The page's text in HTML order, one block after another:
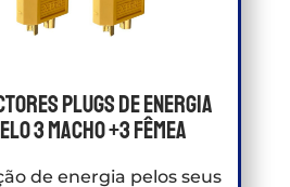
Plugs de energia
3 Macho +3 Fêmea
de energia pelos seus